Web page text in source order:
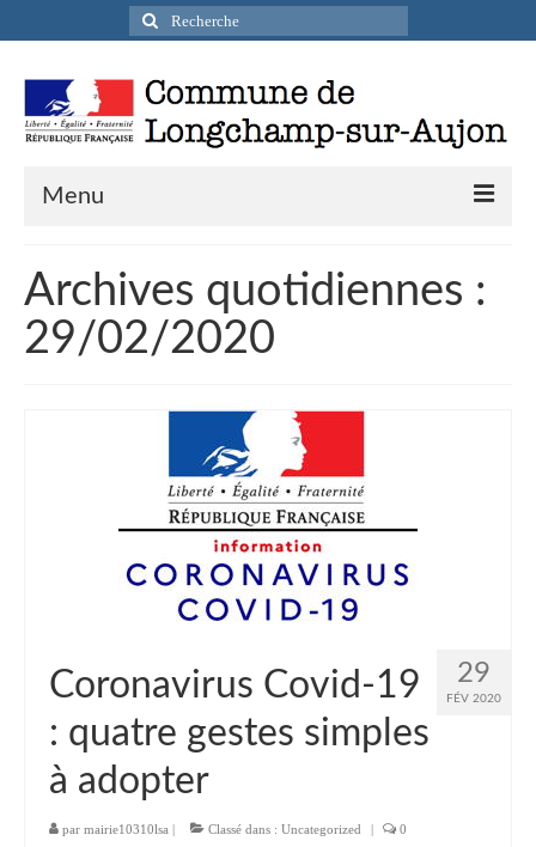
Rechercher
:
Menu
Infos pratiques
Présentation de la commune
Accueil en mairie
Longchamp-sur-Aujon en cartes postales
Accès / Transports
Hébergement
Formalités administratives
Qualité de l’eau
Archives quotidiennes :
29/02/2020
29
FÉV 2020
Coronavirus Covid-19
: quatre gestes simples
à adopter
par mairie10310lsa Classé dans : Uncategorized 0